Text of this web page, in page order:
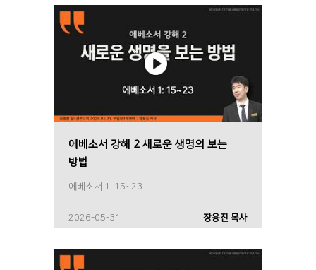
에베소서 강해 2 새로운 생명의 보는
방법
에베소서 1: 15~23
2026-05-31 장용진 목사